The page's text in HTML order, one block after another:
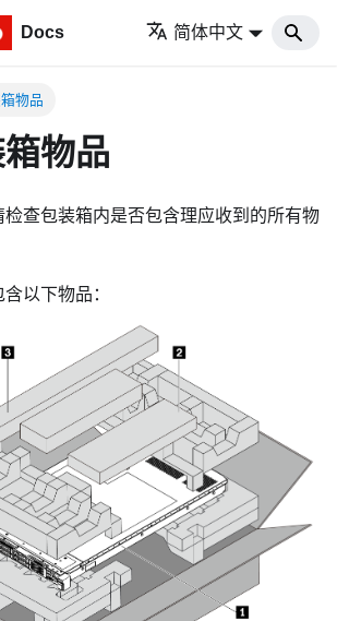
Docs 简体中文
物品
物品
检查包装箱内是否包含理应收到的所有物
以下物品：